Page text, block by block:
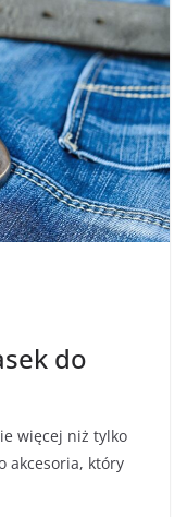
do
więcej niż tylko
akcesoria, który